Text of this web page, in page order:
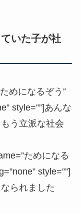
いた子が社
めになるぞう”
style=””]あんな
う立派な社会
ためになる
style=””]
られました